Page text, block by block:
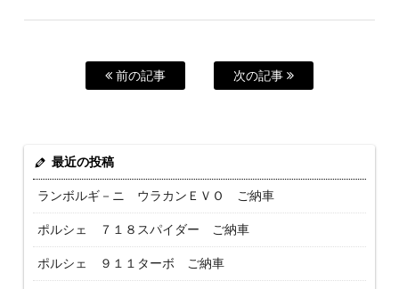
前の記事 次の記事
最近の投稿
ランボルギ－ニ ウラカンＥＶＯ ご納車
ポルシェ ７１８スパイダー ご納車
ポルシェ ９１１ターボ ご納車